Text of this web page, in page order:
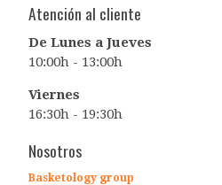
Atención al cliente
De Lunes a Jueves
10:00h - 13:00h
Viernes
16:30h - 19:30h
Nosotros
Basketology group